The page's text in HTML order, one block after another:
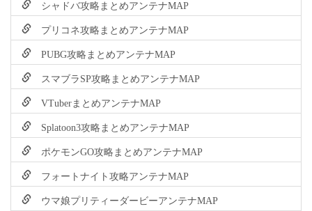
シャドバ攻略まとめアンテナMAP
プリコネ攻略まとめアンテナMAP
PUBG攻略まとめアンテナMAP
スマブラSP攻略まとめアンテナMAP
VTuberまとめアンテナMAP
Splatoon3攻略まとめアンテナMAP
ポケモンGO攻略まとめアンテナMAP
フォートナイト攻略アンテナMAP
ウマ娘プリティーダービーアンテナMAP